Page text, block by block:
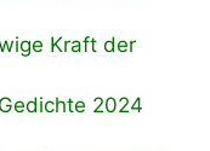
Kraft der
2024